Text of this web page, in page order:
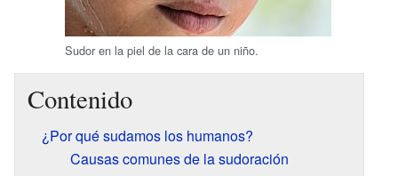
Sudor en la piel de la cara de un niño.
Contenido
¿Por qué sudamos los humanos?
Causas comunes de la sudoración